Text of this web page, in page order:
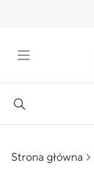
Strona główna